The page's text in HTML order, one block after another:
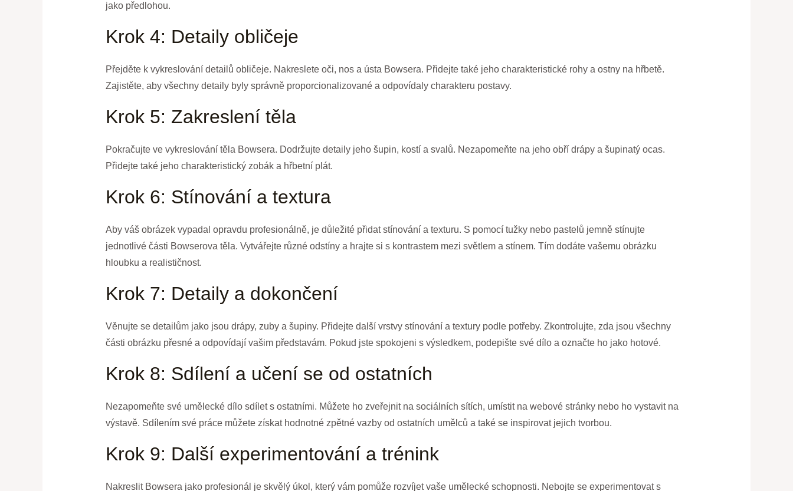
jako předlohou.
Krok 4: Detaily obličeje
Přejděte k vykreslování detailů obličeje. Nakreslete oči, nos a ústa Bowsera. Přidejte také jeho charakteristické rohy a ostny na hřbetě.
Zajistěte, aby všechny detaily byly správně proporcionalizované a odpovídaly charakteru postavy.
Krok 5: Zakreslení těla
Pokračujte ve vykreslování těla Bowsera. Dodržujte detaily jeho šupin, kostí a svalů. Nezapomeňte na jeho obří drápy a šupinatý ocas.
Přidejte také jeho charakteristický zobák a hřbetní plát.
Krok 6: Stínování a textura
Aby váš obrázek vypadal opravdu profesionálně, je důležité přidat stínování a texturu. S pomocí tužky nebo pastelů jemně stínujte
jednotlivé části Bowserova těla. Vytvářejte různé odstíny a hrajte si s kontrastem mezi světlem a stínem. Tím dodáte vašemu obrázku
hloubku a realističnost.
Krok 7: Detaily a dokončení
Věnujte se detailům jako jsou drápy, zuby a šupiny. Přidejte další vrstvy stínování a textury podle potřeby. Zkontrolujte, zda jsou všechny
části obrázku přesné a odpovídají vašim představám. Pokud jste spokojeni s výsledkem, podepište své dílo a označte ho jako hotové.
Krok 8: Sdílení a učení se od ostatních
Nezapomeňte své umělecké dílo sdílet s ostatními. Můžete ho zveřejnit na sociálních sítích, umístit na webové stránky nebo ho vystavit na
výstavě. Sdílením své práce můžete získat hodnotné zpětné vazby od ostatních umělců a také se inspirovat jejich tvorbou.
Krok 9: Další experimentování a trénink
Nakreslit Bowsera jako profesionál je skvělý úkol, který vám pomůže rozvíjet vaše umělecké schopnosti. Nebojte se experimentovat s